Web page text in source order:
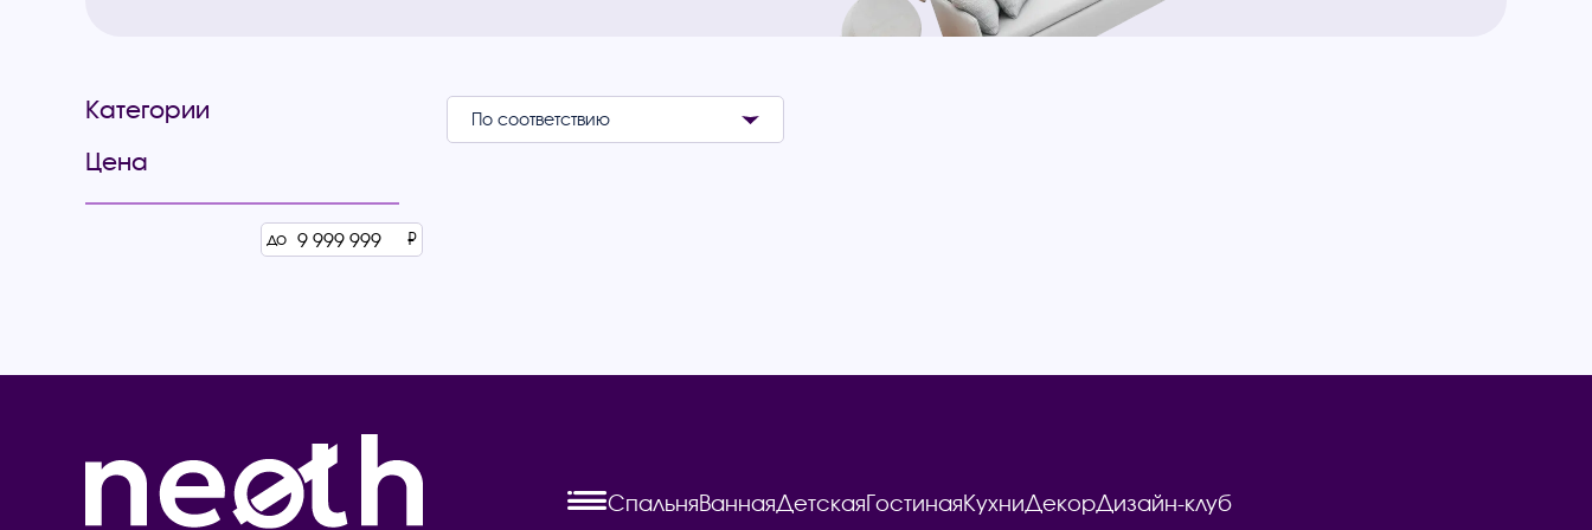
Категории
Цена
до ₽
СпальняВаннаяДетскаяГостинаяКухниДекорДизайн-клуб